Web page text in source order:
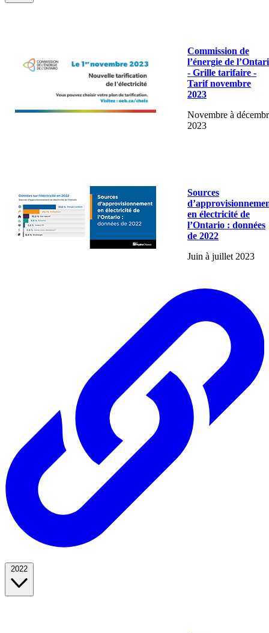
Commission de
l’énergie de
- Grille tarifaire -
Tarif novembre
2023
Novembre à
2023
Sources
en électricité de
l’Ontario : données
de 2022
Juin à juillet 2023
2022